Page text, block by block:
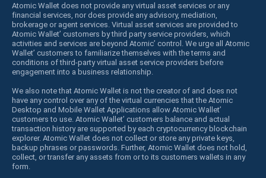
Atomic Wallet does not provide any virtual asset services or any
financial services, nor does provide any advisory, mediation,
brokerage or agent services. Virtual asset services are provided to
Atomic Wallet’ customers by third party service providers, which
activities and services are beyond Atomic’ control. We urge all Atomic
Wallet’ customers to familiarize themselves with the terms and
conditions of third-party virtual asset service providers before
engagement into a business relationship.
We also note that Atomic Wallet is not the creator of and does not
have any control over any of the virtual currencies that the Atomic
Desktop and Mobile Wallet Applications allow Atomic Wallet’
customers to use. Atomic Wallet’ customers balance and actual
transaction history are supported by each cryptocurrency blockchain
explorer. Atomic Wallet does not collect or store any private keys,
backup phrases or passwords. Further, Atomic Wallet does not hold,
collect, or transfer any assets from or to its customers wallets in any
form.